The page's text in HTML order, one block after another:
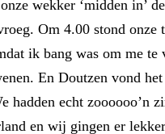
wekker ‘midden in’
Om 4.00 stond onze
ik bang was om me te
En Doutzen vond het
hadden echt zoooooo’n
en wij gingen er